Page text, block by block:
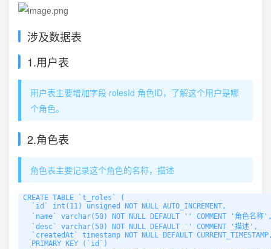
涉及数据表
1.用户表
用户表主要增加字段 rolesId 角色ID，了解这个用户是哪
个角色。
2.角色表
角色表主要记录这个角色的名称，描述
CREATE TABLE `t_roles` (
  `id` int(11) unsigned NOT NULL AUTO_INCREMENT,
`name` varchar(50) NOT NULL DEFAULT '' COMMENT '角色名称
  `desc` varchar(50) NOT NULL DEFAULT '' COMMENT '描述',
`createdAt` timestamp NOT NULL DEFAULT
  PRIMARY KEY (`id`)